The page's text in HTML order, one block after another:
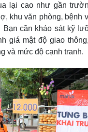
lại cao như gần
khu văn phòng, bệnh
cần khảo sát kỹ
giá mật độ giao
và mức độ cạnh tranh.